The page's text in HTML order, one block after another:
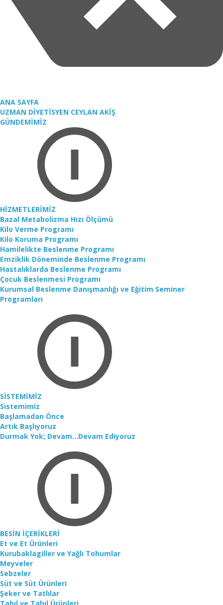
ANA SAYFA
UZMAN DİYETİSYEN CEYLAN AKİŞ
GÜNDEMİMİZ
HİZMETLERİMİZ
Bazal Metabolizma Hızı Ölçümü
Kilo Verme Programı
Kilo Koruma Programı
Hamilelikte Beslenme Programı
Emziklik Döneminde Beslenme Programı
Hastalıklarda Beslenme Programı
Çocuk Beslenmesi Programı
Kurumsal Beslenme Danışmanlığı ve Eğitim Seminer
Programları
SİSTEMİMİZ
Sistemimiz
Başlamadan Önce
Artık Başlıyoruz
Durmak Yok; Devam...Devam Ediyoruz
BESİN İÇERİKLERİ
Et ve Et Ürünleri
Kurubaklagiller ve Yağlı Tohumlar
Meyveler
Sebzeler
Süt ve Süt Ürünleri
Şeker ve Tatlılar